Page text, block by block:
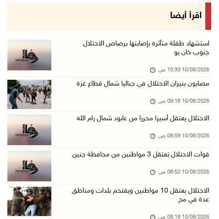
الاحتلال يعتقل 10 مواطنين ويقتحم بلدات ومناطق ...
إصابة شاب بشظايا رصاص الاحتلال واعتقال خمسة م ...
10/آب/2026 08:11 ص
حالة الطقس: استمرار تأثير الكتلة الهوائية شدي ...
الاحتلال يواصل عدوانه على غزة والضفة.. إصابات ...
09/آب/2026 11:59 م
"نقابة الصحفيين": 108 اعتداءات بحق الصحفيين ا ...
الاحتلال يقتحم بلدات عتيل وزيتا وباقة الشرقية ...
اقرأ أيضا
استشهاد طفلة متأثرة بإصابتها برصاص الاحتلال
جنوب خان يو
10/08/2026 10:33 ص
مصابون بنيران الاحتلال في جباليا شمال قطاع غزة
10/08/2026 09:18 ص
الاحتلال يعتقل أسيرا محررا من عابود شمال رام الله
10/08/2026 08:59 ص
قوات الاحتلال تعتقل 3 مواطنين من محافظة جنين
10/08/2026 08:52 ص
الاحتلال يعتقل 10 مواطنين ويقتحم بلدات ومناطق
عدة في مح
10/08/2026 08:18 ص